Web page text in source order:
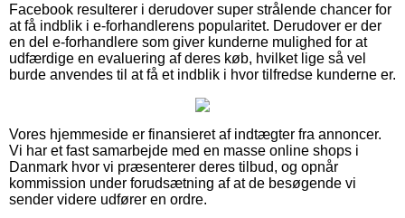
Facebook resulterer i derudover super strålende chancer for
at få indblik i e-forhandlerens popularitet. Derudover er der
en del e-forhandlere som giver kunderne mulighed for at
udfærdige en evaluering af deres køb, hvilket lige så vel
burde anvendes til at få et indblik i hvor tilfredse kunderne er.
Vores hjemmeside er finansieret af indtægter fra annoncer.
Vi har et fast samarbejde med en masse online shops i
Danmark hvor vi præsenterer deres tilbud, og opnår
kommission under forudsætning af at de besøgende vi
sender videre udfører en ordre.